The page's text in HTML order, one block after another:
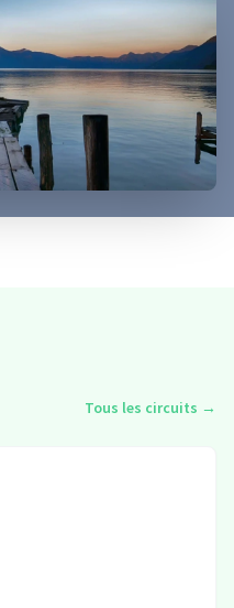
Tous les circuits →